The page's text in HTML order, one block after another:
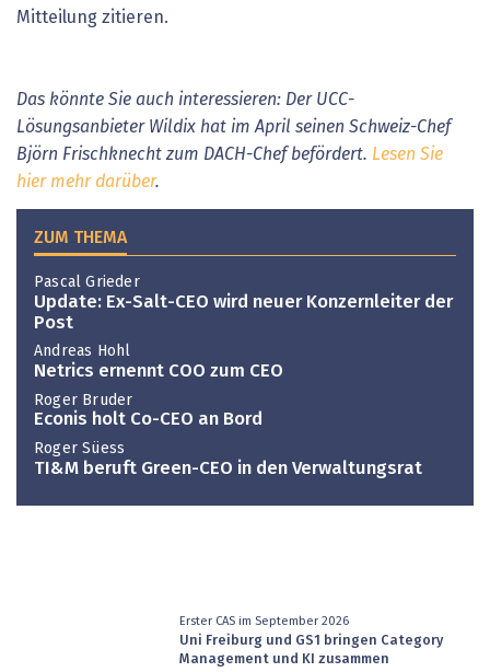
Mitteilung zitieren.
Das könnte Sie auch interessieren: Der UCC-
Lösungsanbieter Wildix hat im April seinen Schweiz-Chef
Björn Frischknecht zum DACH-Chef befördert. Lesen Sie
hier mehr darüber.
ZUM THEMA
Pascal Grieder
Update: Ex-Salt-CEO wird neuer Konzernleiter der
Post
Andreas Hohl
Netrics ernennt COO zum CEO
Roger Bruder
Econis holt Co-CEO an Bord
Roger Süess
TI&M beruft Green-CEO in den Verwaltungsrat
Erster CAS im September 2026
Uni Freiburg und GS1 bringen Category
Management und KI zusammen